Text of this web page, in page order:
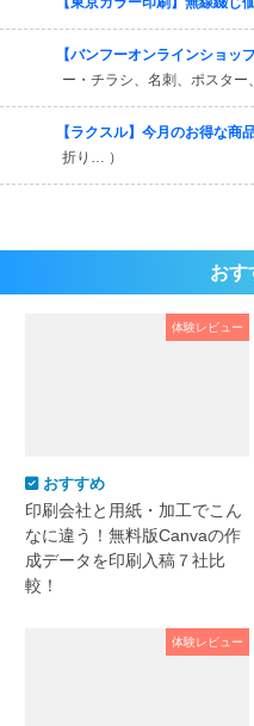
【バンフーオンラインショッ
ー・チラシ、名刺、ポスター
【ラクスル】今月のお得な商
折り… ）
おす
体験レビュー
おすすめ
印刷会社と用紙・加工でこん
なに違う！無料版Canvaの作
成データを印刷入稿７社比
較！
体験レビュー